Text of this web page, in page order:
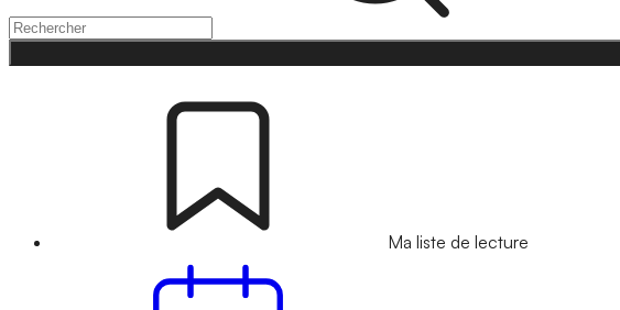
Ma liste de lecture